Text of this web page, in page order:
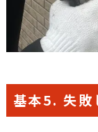
基本5. 失敗